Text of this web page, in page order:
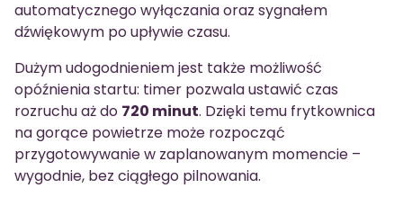
automatycznego wyłączania oraz sygnałem
dźwiękowym po upływie czasu.
Dużym udogodnieniem jest także możliwość
opóźnienia startu: timer pozwala ustawić czas
rozruchu aż do 720 minut. Dzięki temu frytkownica
na gorące powietrze może rozpocząć
przygotowywanie w zaplanowanym momencie –
wygodnie, bez ciągłego pilnowania.